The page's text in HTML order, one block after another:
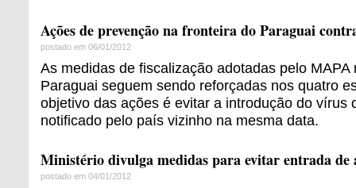
Ações de prevenção na fronteira do Paraguai
postado em 06/01/2012
As medidas de fiscalização adotadas pelo MAPA
Paraguai seguem sendo reforçadas nos quatro
objetivo das ações é evitar a introdução do vírus
notificado pelo país vizinho na mesma data.
Ministério divulga medidas para evitar entrada de
postado em 04/01/2012